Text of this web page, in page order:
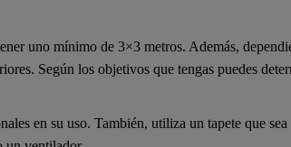
uno mínimo de 3×3 metros. Además,
Según los objetivos que tengas puedes
en su uso. También, utiliza un tapete que